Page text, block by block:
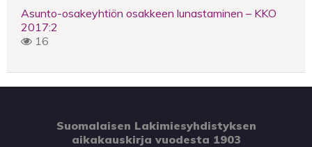
Asunto-osakeyhtiön osakkeen lunastaminen – KKO
2017:2
16
Suomalaisen Lakimiesyhdistyksen
aikakauskirja vuodesta 1903